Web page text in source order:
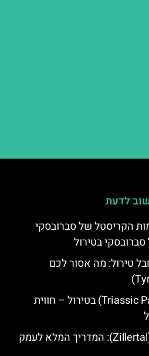
לדעת
הקריסטל של סברובסקי
בטירול
טירול: מה אסור לכם
פארק הדינוזאורים (Triassic Park) בטירול – חווית
אטרקציות בעמק צילר (Zillertal): המדריך המלא לעמק